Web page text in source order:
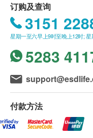
抵抗力。
产品证书
卓营方全线产品均
范）生产及制造，
代都市人的信心之选
服法
成人每天口服1次，
成份
每两粒软胶囊含:
蜂王浆(3:1浓缩精
洲、坪洲）或偏
HK$20（不论账单
话或电邮通知顾客
3. 我们将于确定订
4. 不排除运送时间
烈风讯号悬挂或黑
将会延迟。
5. 所有订单须视
确认。 倘若健康网
单上的货品，健康
订购及查询
3151
星期一至六早上9时至晚上12时;
5283
付款方法